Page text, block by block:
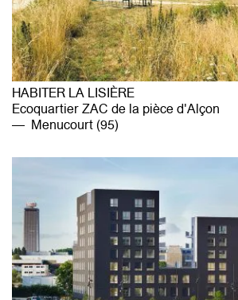
HABITER LA LISIÈRE
Ecoquartier ZAC de la pièce d'Alçon
Menucourt (95)